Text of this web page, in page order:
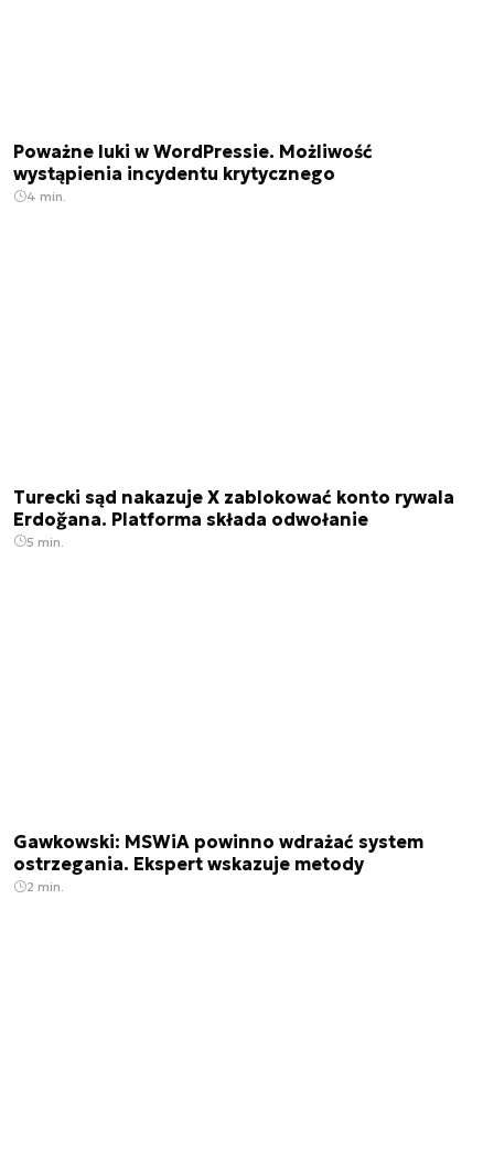
Poważne luki w WordPressie. Możliwość
wystąpienia incydentu krytycznego
4 min.
Turecki sąd nakazuje X zablokować konto rywala
Erdoğana. Platforma składa odwołanie
5 min.
Gawkowski: MSWiA powinno wdrażać system
ostrzegania. Ekspert wskazuje metody
2 min.